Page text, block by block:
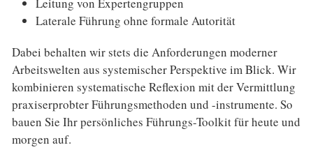
Laterale Führung ohne formale Autorität
Dabei behalten wir stets die Anforderungen moderner
Arbeitswelten aus systemischer Perspektive im Blick. Wir
kombinieren systematische Reflexion mit der Vermittlung
praxiserprobter Führungsmethoden und -instrumente. So
bauen Sie Ihr persönliches Führungs-Toolkit für heute und
morgen auf.